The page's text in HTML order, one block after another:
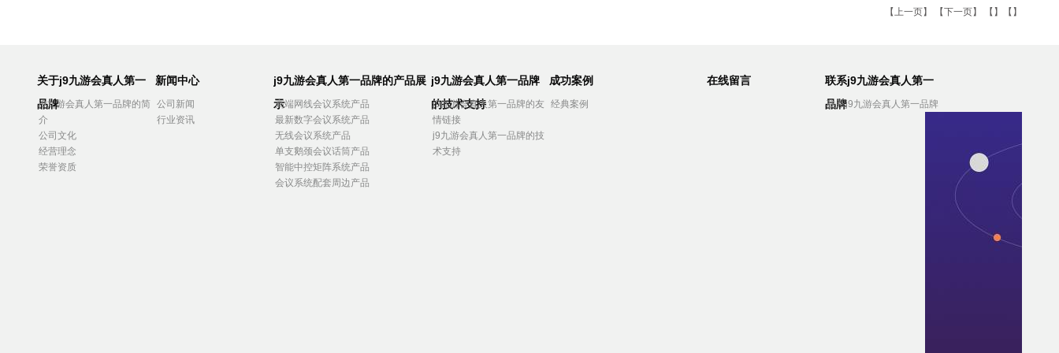
【上一页】 【下一页】 【】【】
关于j9九游会真人第一
品牌
j9九游会真人第一品牌的简
介
公司文化
经营理念
荣誉资质
新闻中心
公司新闻
行业资讯
j9九游会真人第一品牌的产品展
示
高端网线会议系统产品
最新数字会议系统产品
无线会议系统产品
单支鹅颈会议话筒产品
智能中控矩阵系统产品
会议系统配套周边产品
j9九游会真人第一品牌
的技术支持
j9九游会真人第一品牌的友
情链接
j9九游会真人第一品牌的技
术支持
成功案例
经典案例
在线留言
联系j9九游会真人第一
品牌
联系j9九游会真人第一品牌